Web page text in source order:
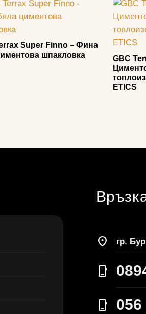
Super Finno – Фина
шпакловка
GBC
ETICS
location_on гр.
phone_iphone
phone_iphone 056